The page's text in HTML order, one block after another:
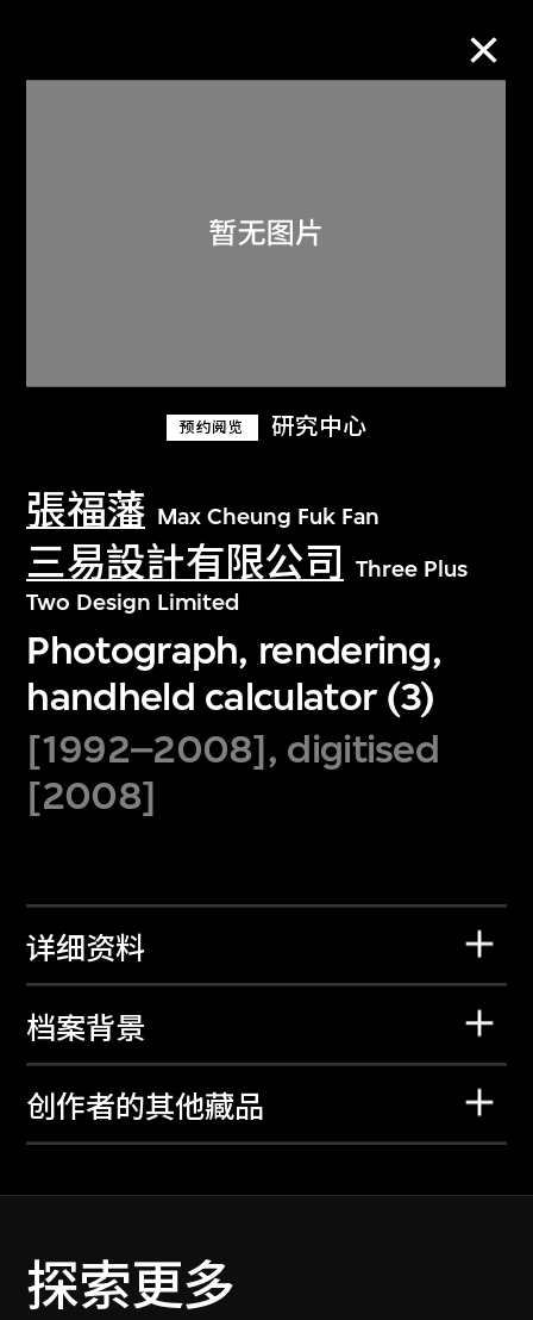
预约阅览 研究中心
張福藩 Max Cheung Fuk Fan
三易設計有限公司
Three Plus
Two Design Limited
Photograph, rendering,
handheld calculator (3)
[1992–2008], digitised
[2008]
详细资料
档案背景
创作者的其他藏品
探索更多
关于M+藏品
探索世界顶级的二十及二十一世纪视觉
文化藏品。